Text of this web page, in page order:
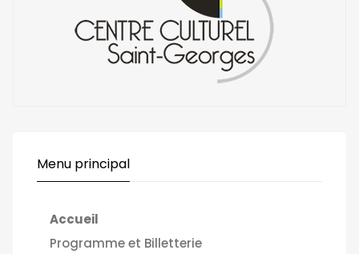
Menu principal
Accueil
Programme et Billetterie